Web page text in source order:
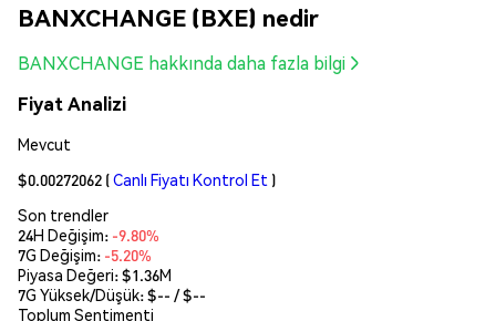
BANXCHANGE (BXE) nedir
BANXCHANGE hakkında daha fazla bilgi
Fiyat Analizi
Mevcut
$0.00272062 (Canlı Fiyatı Kontrol Et )
Son trendler
24H Değişim: -9.80%
7G Değişim: -5.20%
Piyasa Değeri:$1.36M
7G Yüksek/Düşük: $-- / $--
Toplum Sentimenti